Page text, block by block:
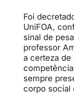
Foi
UniFOA,
sinal de
professor
a certeza de
sempre
corpo social